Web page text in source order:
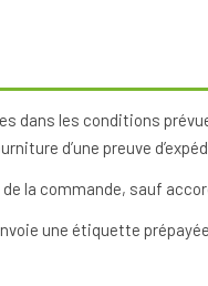
dans les conditions
d’une preuve
la commande, sauf
une étiquette